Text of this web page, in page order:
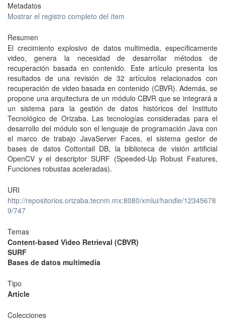
Metadatos
Mostrar el registro completo del ítem
Resumen
El crecimiento explosivo de datos multimedia, específicamente
video, genera la necesidad de desarrollar métodos de
recuperación basada en contenido. Este artículo presenta los
resultados de una revisión de 32 artículos relacionados con
recuperación de video basada en contenido (CBVR). Además, se
propone una arquitectura de un módulo CBVR que se integrará a
un sistema para la gestión de datos históricos del Instituto
Tecnológico de Orizaba. Las tecnologías consideradas para el
desarrollo del módulo son el lenguaje de programación Java con
el marco de trabajo JavaServer Faces, el sistema gestor de
bases de datos Cottontail DB, la biblioteca de visión artificial
OpenCV y el descriptor SURF (Speeded-Up Robust Features,
Funciones robustas aceleradas).
URI
http://repositorios.orizaba.tecnm.mx:8080/xmlui/handle/12345678
9/747
Temas
Content-based Video Retrieval (CBVR)
SURF
Bases de datos multimedia
Tipo
Article
Colecciones